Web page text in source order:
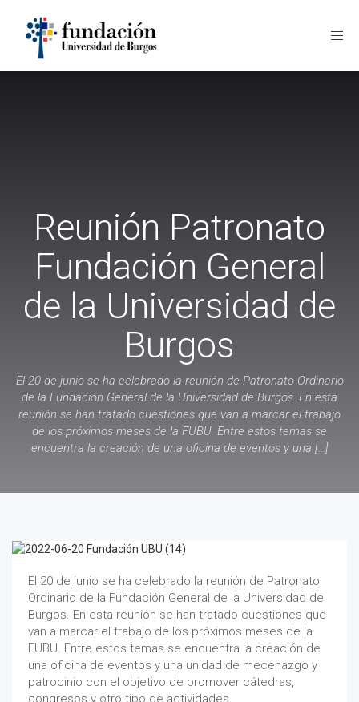
Reunión Patronato
Fundación General
de la Universidad de
Burgos
El 20 de junio se ha celebrado la reunión de Patronato Ordinario
de la Fundación General de la Universidad de Burgos. En esta
reunión se han tratado cuestiones que van a marcar el trabajo
de los próximos meses de la FUBU. Entre estos temas se
encuentra la creación de una oficina de eventos y una […]
El 20 de junio se ha celebrado la reunión de Patronato
Ordinario de la Fundación General de la Universidad de
Burgos. En esta reunión se han tratado cuestiones que
van a marcar el trabajo de los próximos meses de la
FUBU. Entre estos temas se encuentra la creación de
una oficina de eventos y una unidad de mecenazgo y
patrocinio con el objetivo de promover cátedras,
congresos y otro tipo de actividades.